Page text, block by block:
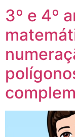
3º e 4º